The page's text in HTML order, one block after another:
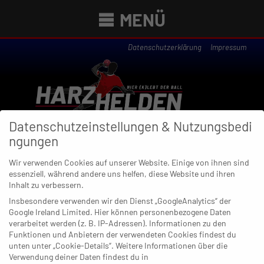
MENÜ
Datenschutzerklärung Impressum
Newsübersicht
23. NOVEMBER 2019
TuS Derschlag gewinnt Finale:
„Fühlt sich sehr geil an“
Datenschutzeinstellungen & Nutzungsbedi
ngungen
Wir verwenden Cookies auf unserer Website. Einige von ihnen sind
essenziell, während andere uns helfen, diese Website und ihren
Inhalt zu verbessern.
Insbesondere verwenden wir den Dienst „GoogleAnalytics“ der
Google Ireland Limited. Hier können personenbezogene Daten
verarbeitet werden (z. B. IP-Adressen). Informationen zu den
Funktionen und Anbietern der verwendeten Cookies findest du
unten unter „Cookie-Details“. Weitere Informationen über die
Verwendung deiner Daten findest du in